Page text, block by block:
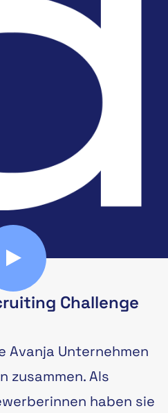
Challenge
Avanja Unternehmen
zusammen. Als
haben sie